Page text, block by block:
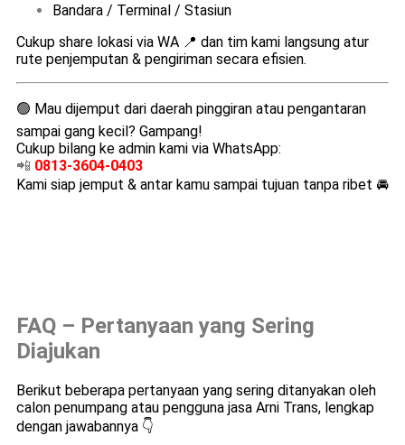
Bandara / Terminal / Stasiun
Cukup share lokasi via WA 📍 dan tim kami langsung atur
rute penjemputan & pengiriman secara efisien.
🟢 Mau dijemput dari daerah pinggiran atau pengantaran
sampai gang kecil? Gampang!
Cukup bilang ke admin kami via WhatsApp:
📲 0813-3604-0403
Kami siap jemput & antar kamu sampai tujuan tanpa ribet 🚘
FAQ – Pertanyaan yang Sering
Diajukan
Berikut beberapa pertanyaan yang sering ditanyakan oleh
calon penumpang atau pengguna jasa Arni Trans, lengkap
dengan jawabannya 👇